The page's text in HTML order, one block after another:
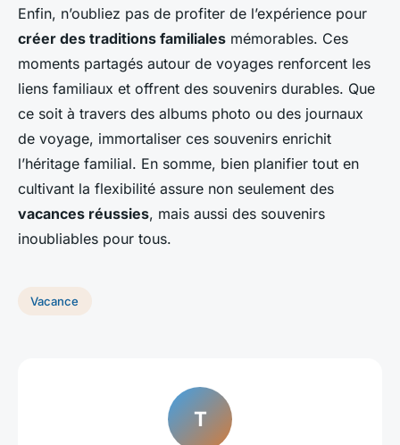
Enfin, n’oubliez pas de profiter de l’expérience pour
créer des traditions familiales mémorables. Ces
moments partagés autour de voyages renforcent les
liens familiaux et offrent des souvenirs durables. Que
ce soit à travers des albums photo ou des journaux
de voyage, immortaliser ces souvenirs enrichit
l’héritage familial. En somme, bien planifier tout en
cultivant la flexibilité assure non seulement des
vacances réussies, mais aussi des souvenirs
inoubliables pour tous.
Vacance
T